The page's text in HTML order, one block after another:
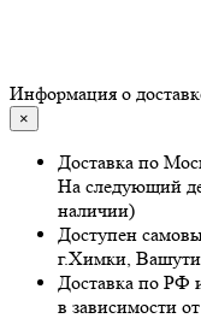
Информация о
×
Доставка по
На следующий
наличии)
Доступен
г.Химки,
Доставка по РФ
в зависимости